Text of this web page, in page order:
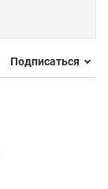
Подписаться